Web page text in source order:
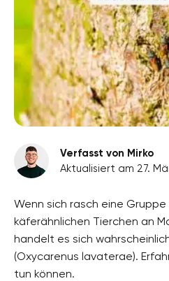
Verfasst von Mirko
Aktualisiert am 27.
Wenn sich rasch eine Gruppe
käferähnlichen Tierchen an
handelt es sich
(Oxycarenus lavaterae).
tun können.